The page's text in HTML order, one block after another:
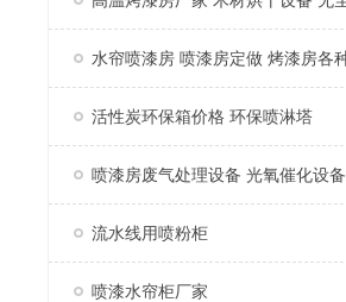
活性炭环保箱价格 环保喷淋塔
喷漆房废气处理设备 光氧催化设备
流水线用喷粉柜
喷漆水帘柜厂家